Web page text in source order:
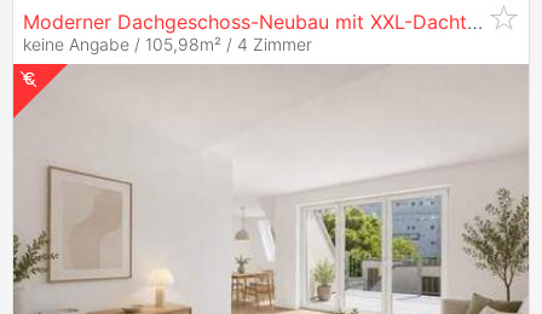
Moderner Dachgeschoss-Neubau mit XXL-Dachterrasse und vielen Technischen Raffinessen in U-Bahn nähe
keine Angabe / 105,98m² / 4 Zimmer